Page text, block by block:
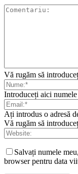
Vă rugăm să
Introduceți aici numele
Ați introdus o adresă
Vă rugăm să
Salvați numele
browser pentru data